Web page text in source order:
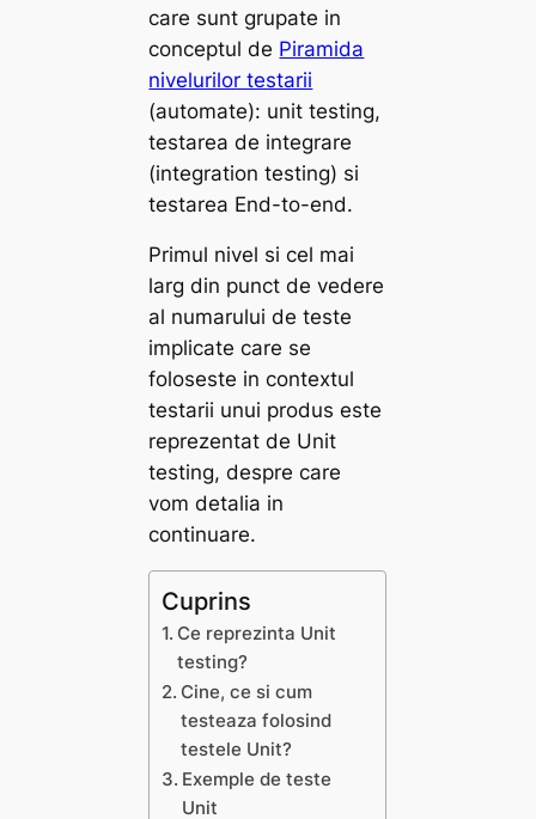
care sunt grupate in
conceptul de Piramida
nivelurilor testarii
(automate): unit testing,
testarea de integrare
(integration testing) si
testarea End-to-end.
Primul nivel si cel mai
larg din punct de vedere
al numarului de teste
implicate care se
foloseste in contextul
testarii unui produs este
reprezentat de Unit
testing, despre care
vom detalia in
continuare.
Cuprins
Ce reprezinta Unit
testing?
Cine, ce si cum
testeaza folosind
testele Unit?
Exemple de teste
Unit